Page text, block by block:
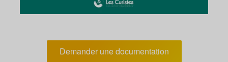
Demander une documentation